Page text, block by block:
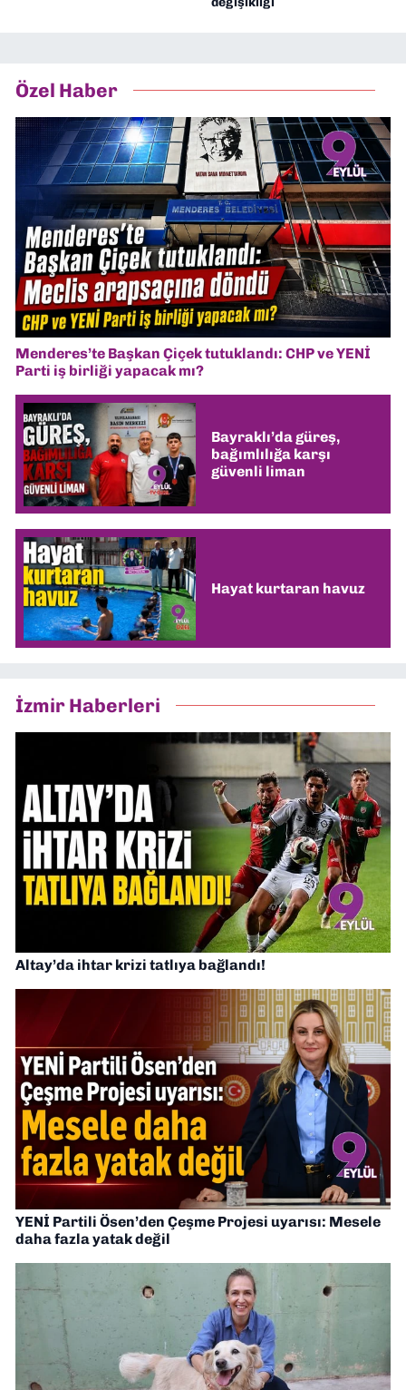
Özel Haber
Menderes’te Başkan Çiçek tutuklandı: CHP ve YENİ
Parti iş birliği yapacak mı?
Bayraklı’da güreş,
bağımlılığa karşı
güvenli liman
Hayat kurtaran havuz
İzmir Haberleri
Altay’da ihtar krizi tatlıya bağlandı!
YENİ Partili Ösen’den Çeşme Projesi uyarısı: Mesele
daha fazla yatak değil